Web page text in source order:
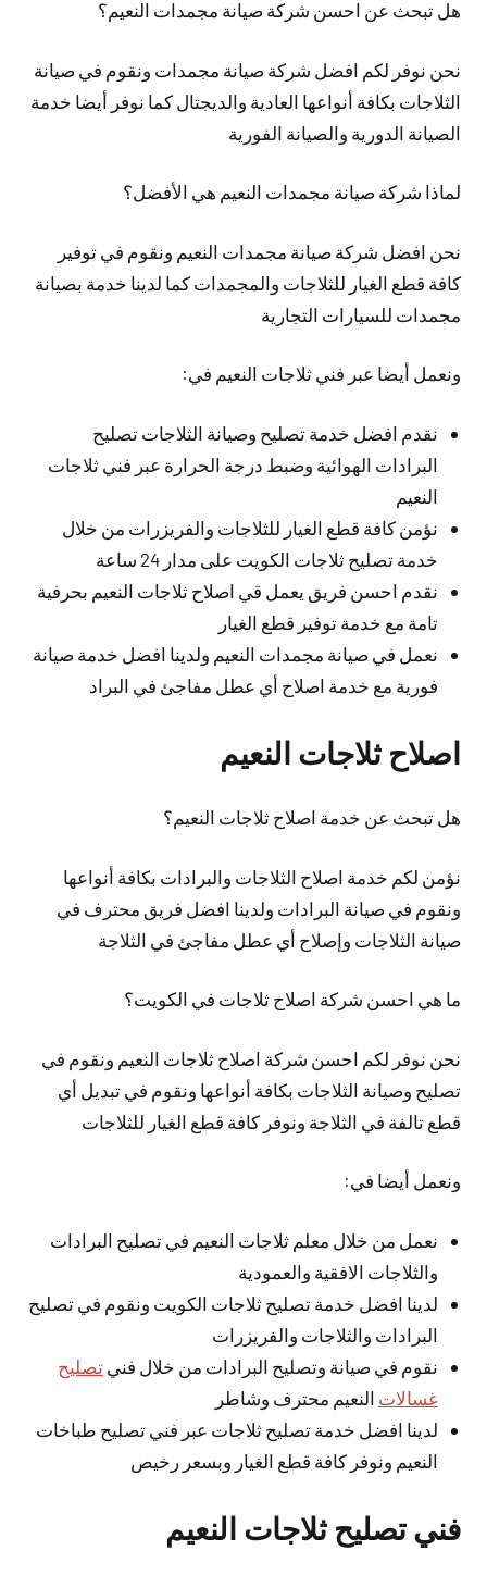
هل تبحث عن احسن شركة صيانة مجمدات النعيم؟
نحن نوفر لكم افضل شركة صيانة مجمدات ونقوم في صيانة
الثلاجات بكافة أنواعها العادية والديجتال كما نوفر أيضا خدمة
الصيانة الدورية والصيانة الفورية
لماذا شركة صيانة مجمدات النعيم هي الأفضل؟
نحن افضل شركة صيانة مجمدات النعيم ونقوم في توفير
كافة قطع الغيار للثلاجات والمجمدات كما لدينا خدمة بصيانة
مجمدات للسيارات التجارية
ونعمل أيضا عبر فني ثلاجات النعيم في:
نقدم افضل خدمة تصليح وصيانة الثلاجات تصليح
البرادات الهوائية وضبط درجة الحرارة عبر فني ثلاجات
النعيم
نؤمن كافة قطع الغيار للثلاجات والفريزرات من خلال
خدمة تصليح ثلاجات الكويت على مدار 24 ساعة
نقدم احسن فريق يعمل قي اصلاح ثلاجات النعيم بحرفية
تامة مع خدمة توفير قطع الغيار
نعمل في صيانة مجمدات النعيم ولدينا افضل خدمة صيانة
فورية مع خدمة اصلاح أي عطل مفاجئ في البراد
اصلاح ثلاجات النعيم
هل تبحث عن خدمة اصلاح ثلاجات النعيم؟
نؤمن لكم خدمة اصلاح الثلاجات والبرادات بكافة أنواعها
ونقوم في صيانة البرادات ولدينا افضل فريق محترف في
صيانة الثلاجات وإصلاح أي عطل مفاجئ في الثلاجة
ما هي احسن شركة اصلاح ثلاجات في الكويت؟
نحن نوفر لكم احسن شركة اصلاح ثلاجات النعيم ونقوم في
تصليح وصيانة الثلاجات بكافة أنواعها ونقوم في تبديل أي
قطع تالفة في الثلاجة ونوفر كافة قطع الغيار للثلاجات
ونعمل أيضا في:
نعمل من خلال معلم ثلاجات النعيم في تصليح البرادات
والثلاجات الافقية والعمودية
لدينا افضل خدمة تصليح ثلاجات الكويت ونقوم في تصليح
البرادات والثلاجات والفريزرات
نقوم في صيانة وتصليح البرادات من خلال فنيتصليح
غسالات النعيم محترف وشاطر
لدينا افضل خدمة تصليح ثلاجات عبر فني تصليح طباخات
النعيم ونوفر كافة قطع الغيار وبسعر رخيص
فني تصليح ثلاجات النعيم